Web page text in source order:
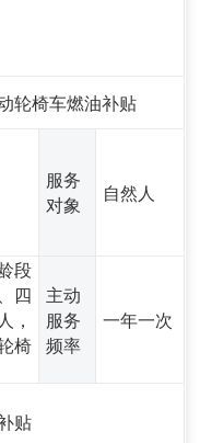
轮椅车燃油补贴
服务
对象
自然人
段
四
，
椅
主动
服务
频率
一年一次
贴